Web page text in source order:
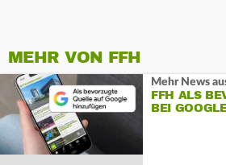
MEHR VON FFH
Mehr News
FFH ALS
BEI